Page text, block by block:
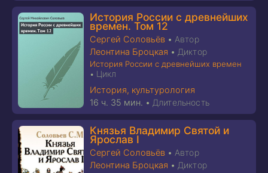
История России с древнейших
времен. Том 12
Сергей Соловьёв • Автор
Леонтина Броцкая • Диктор
История России с древнейших времен
• Цикл
История, культурология
16 ч. 35 мин. • Длительность
Князья Владимир Святой и
Ярослав I
Сергей Соловьёв • Автор
Леонтина Броцкая • Диктор